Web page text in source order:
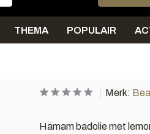
THEMA POPULAIR
Merk:
Hamam badolie met